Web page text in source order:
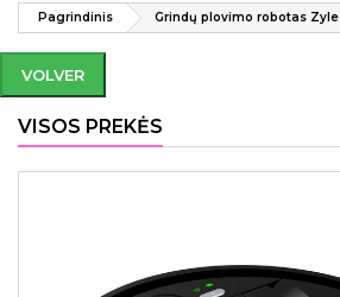
Pagrindinis Grindų plovimo robotas Zyle
VOLVER
VISOS PREKĖS